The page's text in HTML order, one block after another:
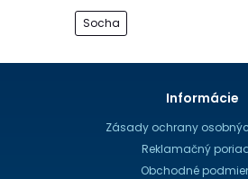
Socha
Informácie
Zásady ochrany
Reklamačný
Obchodné